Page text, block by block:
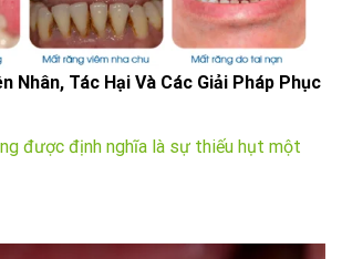
Nhân, Tác Hại Và Các Giải Pháp Phục
được định nghĩa là sự thiếu hụt một